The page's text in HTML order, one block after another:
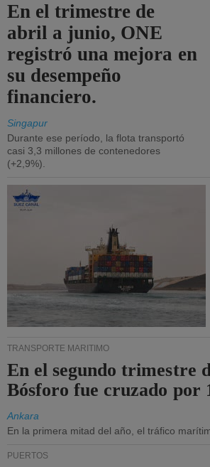
En el trimestre de
abril a junio, ONE
registró una mejora en
su desempeño
financiero.
Singapur
Durante ese período, la flota transportó
casi 3,3 millones de contenedores
(+2,9%).
TRANSPORTE MARÍTIMO
En el segundo trimestre
Bósforo fue cruzado por
Ankara
En la primera mitad del año, el tráfico
PUERTOS